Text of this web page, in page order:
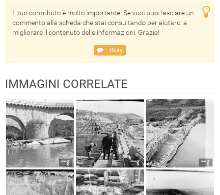
Il tuo contributo è molto importante! Se vuoi puoi lasciare un
commento alla scheda che stai consultando per aiutarci a
migliorare il contenuto delle informazioni. Grazie!
Okay
IMMAGINI CORRELATE